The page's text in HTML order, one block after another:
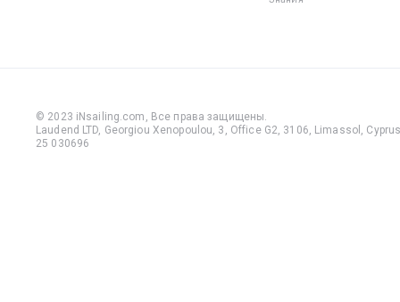
© 2023 iNsailing.com, Все права защищены.
Laudend LTD, Georgiou Xenopoulou, 3, Office G2, 3106, Limassol,
25 030696